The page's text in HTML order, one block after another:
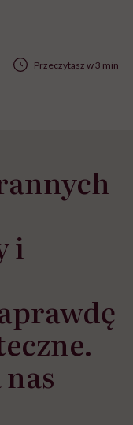
Przeczytasz w 3 min
i